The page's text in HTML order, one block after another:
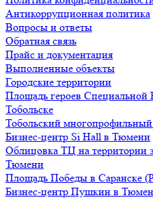
Антикоррупционная политика
Вопросы и ответы
Обратная связь
Прайс и документация
Выполненные объекты
Городские территории
Площадь героев
Тобольске
Тобольский
Бизнес-центр Si Hall в Тюмени
Облицовка ТЦ на территории
Тюмени
Площадь Победы в Саранске
Бизнес-центр Пушкин в